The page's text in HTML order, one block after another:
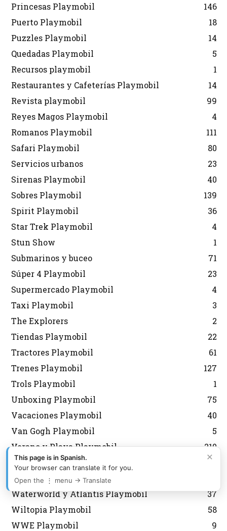
Princesas Playmobil
146
Puerto Playmobil
18
Puzzles Playmobil
14
Quedadas Playmobil
5
Recursos playmobil
1
Restaurantes y Cafeterías Playmobil
14
Revista playmobil
99
Reyes Magos Playmobil
4
Romanos Playmobil
111
Safari Playmobil
80
Servicios urbanos
23
Sirenas Playmobil
40
Sobres Playmobil
139
Spirit Playmobil
36
Star Trek Playmobil
4
Stun Show
1
Submarinos y buceo
71
Súper 4 Playmobil
23
Supermercado Playmobil
4
Taxi Playmobil
3
The Explorers
2
Tiendas Playmobil
22
Tractores Playmobil
61
Trenes Playmobil
127
Trols Playmobil
1
Unboxing Playmobil
75
Vacaciones Playmobil
40
Van Gogh Playmobil
5
Verano y Playa Playmobil
210
Veterinario Playmobil
28
Volkswagen Playmobil
Waterworld y Atlantis Playmobil
37
Wiltopia Playmobil
58
WWE Playmobil
9
×
This page is in Spanish.
Your browser can translate it for you.
Open the ⋮ menu → Translate